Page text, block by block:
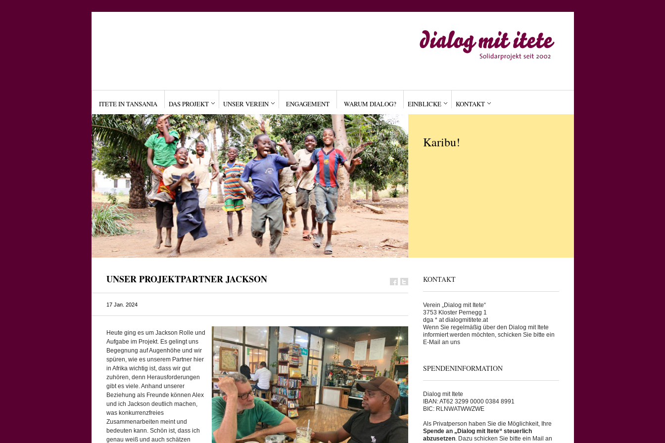
ITETE IN TANSANIA DAS PROJEKT UNSER VEREIN ENGAGEMENT WARUM DIALOG? EINBLICKE KONTAKT
Karibu!
UNSER PROJEKTPARTNER JACKSON
17 Jan. 2024
Heute ging es um Jackson Rolle und
Aufgabe im Projekt. Es gelingt uns
Begegnung auf Augenhöhe und wir
spüren, wie es unserem Partner hier
in Afrika wichtig ist, dass wir gut
zuhören, denn Herausforderungen
gibt es viele. Anhand unserer
Beziehung als Freunde können Alex
und ich Jackson deutlich machen,
was konkurrenzfreies
Zusammenarbeiten meint und
bedeuten kann. Schön ist, dass ich
genau weiß und auch schätzen
KONTAKT
Verein „Dialog mit Itete“
3753 Kloster Pernegg 1
dga * at dialogmititete.at
Wenn Sie regelmäßig über den Dialog mit Itete
informiert werden möchten, schicken Sie bitte ein
E-Mail an uns
SPENDENINFORMATION
Dialog mit Itete
IBAN: AT62 3299 0000 0384 8991
BIC: RLNWATWWZWE
Als Privatperson haben Sie die Möglichkeit, Ihre
Spende an „Dialog mit Itete“ steuerlich
abzusetzen. Dazu schicken Sie bitte ein Mail an